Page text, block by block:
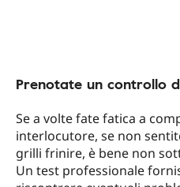
Prenotate un controllo
Se a volte fate fatica a
interlocutore, se non
grilli frinire, è bene non
Un test professionale